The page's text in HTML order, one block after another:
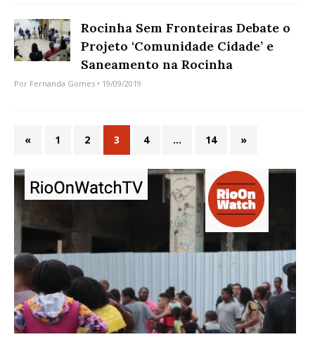
Rocinha Sem Fronteiras Debate o
Projeto ‘Comunidade Cidade’ e
Saneamento na Rocinha
Por Fernanda Gomes • 19/09/2019
« 1 2 3 4 … 14 »